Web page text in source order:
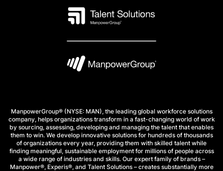
ManpowerGroup® (NYSE: MAN), the leading global workforce solutions
company, helps organizations transform in a fast-changing world of work
by sourcing, assessing, developing and managing the talent that enables
them to win. We develop innovative solutions for hundreds of thousands
of organizations every year, providing them with skilled talent while
finding meaningful, sustainable employment for millions of people across
a wide range of industries and skills. Our expert family of brands –
Manpower®, Experis®, and Talent Solutions – creates substantially more